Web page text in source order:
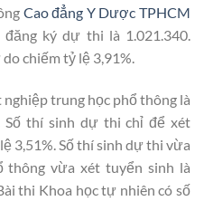
Cao đẳng Y Dược TPHCM
ký dự thi là 1.021.340.
chiếm tỷ lệ 3,91%.
trung học phổ thông là
Số thí sinh dự thi chỉ để xét
3,51%. Số thí sinh dự thi vừa
thông vừa xét tuyển sinh là
thi Khoa học tự nhiên có số